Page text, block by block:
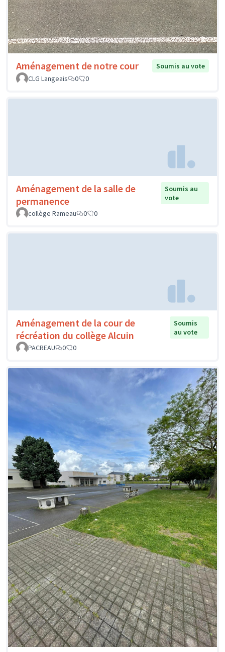
Aménagement de notre cour
Soumis au vote
CLG Langeais
0 0
Aménagement de la salle de
permanence
Soumis au
vote
collège Rameau
0 0
Aménagement de la cour de
récréation du collège Alcuin
Soumis
au vote
PACREAU
0 0